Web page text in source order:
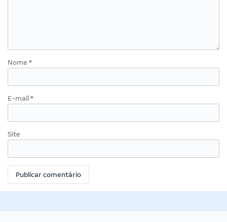
Nome *
E-mail *
Site